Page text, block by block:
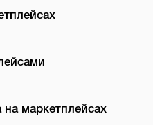
маркетплейсах